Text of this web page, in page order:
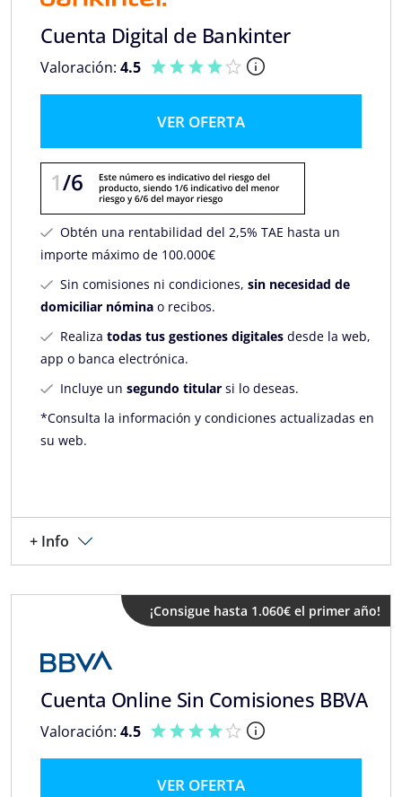
Cuenta Digital de Bankinter
Valoración: 4.5
VER OFERTA
Obtén una rentabilidad del 2,5% TAE hasta un
importe máximo de 100.000€
Sin comisiones ni condiciones, sin necesidad de
domiciliar nómina o recibos.
Realiza todas tus gestiones digitalesdesde la web,
app o banca electrónica.
Incluye un segundo titularsi lo deseas.
*Consulta la información y condiciones actualizadas en
su web.
+ Info
¡Consigue hasta 1.060€ el primer año!
Cuenta Online Sin Comisiones BBVA
Valoración: 4.5
VER OFERTA